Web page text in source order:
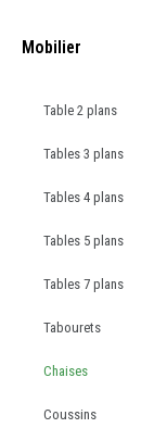
Mobilier
Table 2 plans
Tables 3 plans
Tables 4 plans
Tables 5 plans
Tables 7 plans
Tabourets
Chaises
Coussins